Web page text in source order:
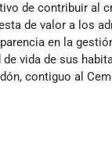
de contribuir al
de valor a los
en la
vida de sus
contiguo al